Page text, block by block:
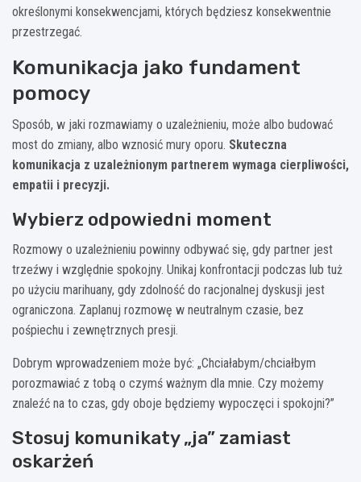
określonymi konsekwencjami, których będziesz konsekwentnie
przestrzegać.
Komunikacja jako fundament
pomocy
Sposób, w jaki rozmawiamy o uzależnieniu, może albo budować
most do zmiany, albo wznosić mury oporu. Skuteczna
komunikacja z uzależnionym partnerem wymaga cierpliwości,
empatii i precyzji.
Wybierz odpowiedni moment
Rozmowy o uzależnieniu powinny odbywać się, gdy partner jest
trzeźwy i względnie spokojny. Unikaj konfrontacji podczas lub tuż
po użyciu marihuany, gdy zdolność do racjonalnej dyskusji jest
ograniczona. Zaplanuj rozmowę w neutralnym czasie, bez
pośpiechu i zewnętrznych presji.
Dobrym wprowadzeniem może być: „Chciałabym/chciałbym
porozmawiać z tobą o czymś ważnym dla mnie. Czy możemy
znaleźć na to czas, gdy oboje będziemy wypoczęci i spokojni?”
Stosuj komunikaty „ja” zamiast
oskarżeń